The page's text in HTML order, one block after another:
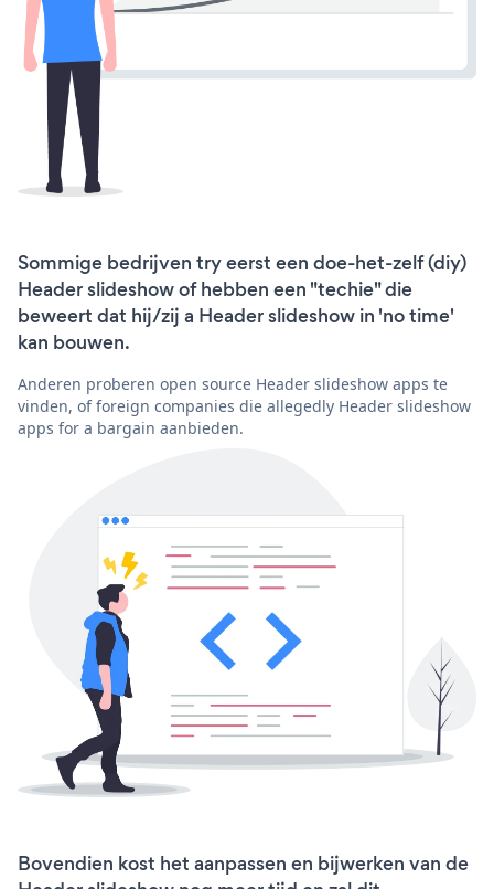
Sommige bedrijven try eerst een doe-het-zelf (diy)
Header slideshow of hebben een "techie" die
beweert dat hij/zij a Header slideshow in 'no time'
kan bouwen.
Anderen proberen open source Header slideshow apps te
vinden, of foreign companies die allegedly Header slideshow
apps for a bargain aanbieden.
Bovendien kost het aanpassen en bijwerken van de